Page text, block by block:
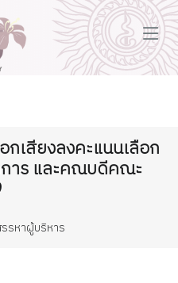
เสียงลงคะแนนเลือก
าร และคณบดีคณะ
รหาผู้บริหาร